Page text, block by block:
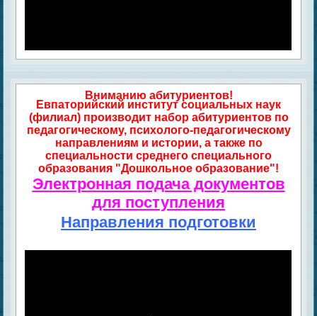
Вниманию абитуриентов!
Евпаторийский институт социальных наук
(филиал) производит набор абитуриентов по
педагогическому, психолого-педагогическому
направлениям и истории, а также по
специальности среднего специального
образования "Дошкольное образование"!
Электронная подача документов
для поступления
Направления подготовки